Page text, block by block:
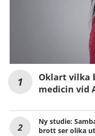
Oklart vilka
medicin vid
Ny studie:
brott ser olika